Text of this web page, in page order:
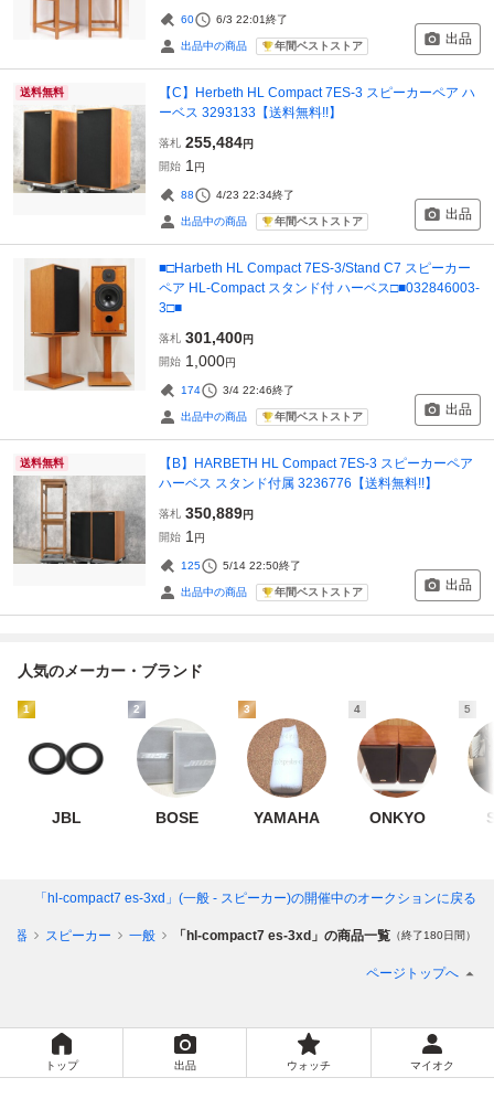
60 6/3 22:01終了
出品中の商品 年間ベストストア 出品
送料無料
【C】Herbeth HL Compact 7ES-3 スピーカーペア ハ
ーベス 3293133【送料無料!!】
落札 255,484円
開始 1 円
88 4/23 22:34終了
出品中の商品 年間ベストストア 出品
■□Harbeth HL Compact 7ES-3/Stand C7 スピーカー
ペア HL-Compact スタンド付 ハーベス□■032846003-
3□■
落札 301,400円
開始 1,000円
174 3/4 22:46終了
出品中の商品 年間ベストストア 出品
送料無料
【B】HARBETH HL Compact 7ES-3 スピーカーペア
ハーベス スタンド付属 3236776【送料無料!!】
落札 350,889円
開始 1 円
125 5/14 22:50終了
出品中の商品 年間ベストストア 出品
人気のメーカー・ブランド
1
JBL
2
BOSE
3
YAMAHA
4
ONKYO
5
「hl-compact7 es-3xd」(一般 - スピーカー)の開催中のオークションに戻る
器 スピーカー 一般 「hl-compact7 es-3xd」の商品一覧 （終了180日間）
ページトップへ
トップ 出品 ウォッチ マイオク